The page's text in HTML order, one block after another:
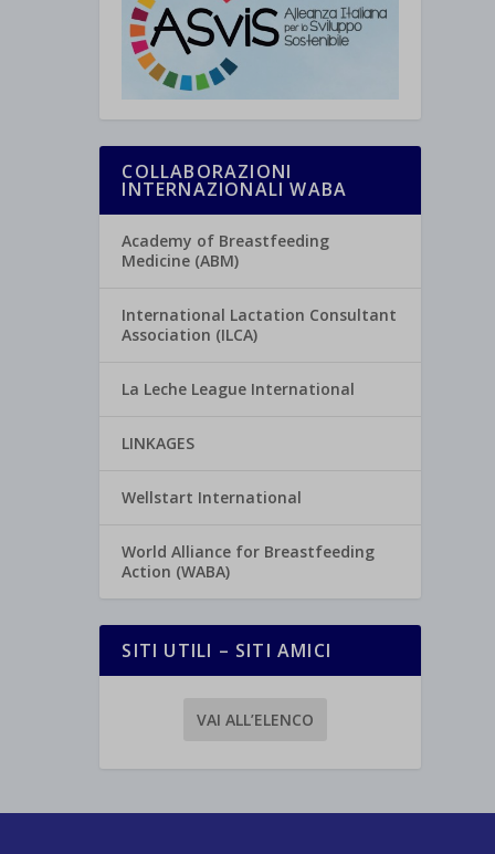
COLLABORAZIONI
INTERNAZIONALI WABA
Academy of Breastfeeding
Medicine (ABM)
International Lactation Consultant
Association (ILCA)
La Leche League International
LINKAGES
Wellstart International
World Alliance for Breastfeeding
Action (WABA)
SITI UTILI – SITI AMICI
VAI ALL’ELENCO